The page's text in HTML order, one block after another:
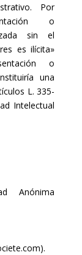
Por
o
sin el
es ilícita»
o
una
L. 335-
Intelectual
Anónima